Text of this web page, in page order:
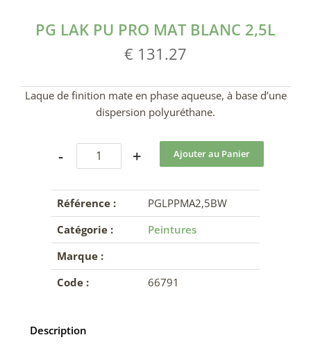
PG LAK PU PRO MAT BLANC 2,5L
€ 131.27
Laque de finition mate en phase aqueuse, à base d’une
dispersion polyuréthane.
- +
Référence :
PGLPPMA2,5BW
Catégorie :
Peintures
Marque :
Code :
66791
Description